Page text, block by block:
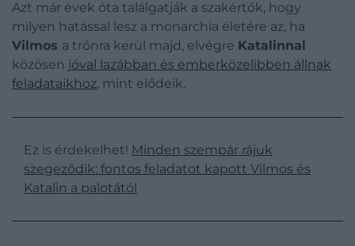
Azt már évek óta találgatják a szakértők, hogy
milyen hatással lesz a monarchia életére az, ha
Vilmos a trónra kerül majd, elvégre Katalinnal
közösen jóval lazábban és emberközelibben állnak
feladataikhoz, mint elődeik.
Ez is érdekelhet! Minden szempár rájuk
szegeződik: fontos feladatot kapott Vilmos és
Katalin a palotától